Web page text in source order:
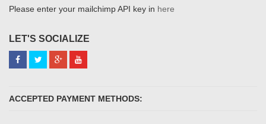
Please enter your mailchimp API key in here
LET'S SOCIALIZE
ACCEPTED PAYMENT METHODS: